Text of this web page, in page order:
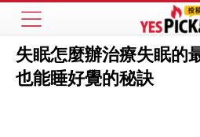
失眠怎麼辦治療失眠的
也能睡好覺的秘訣